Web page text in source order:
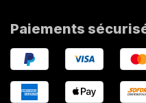
Paiements